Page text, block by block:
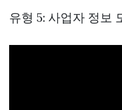
유형 5: 사업자 정보